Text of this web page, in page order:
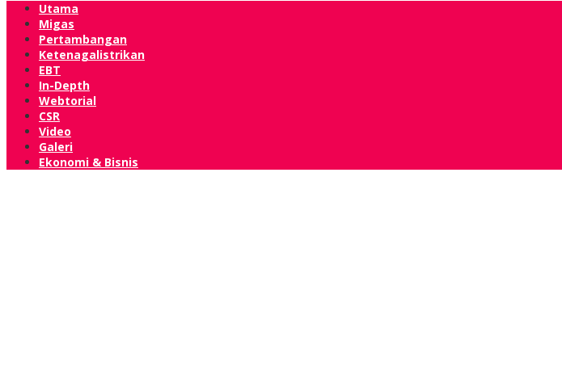
Utama
Migas
Pertambangan
Ketenagalistrikan
EBT
In-Depth
Webtorial
CSR
Video
Galeri
Ekonomi & Bisnis